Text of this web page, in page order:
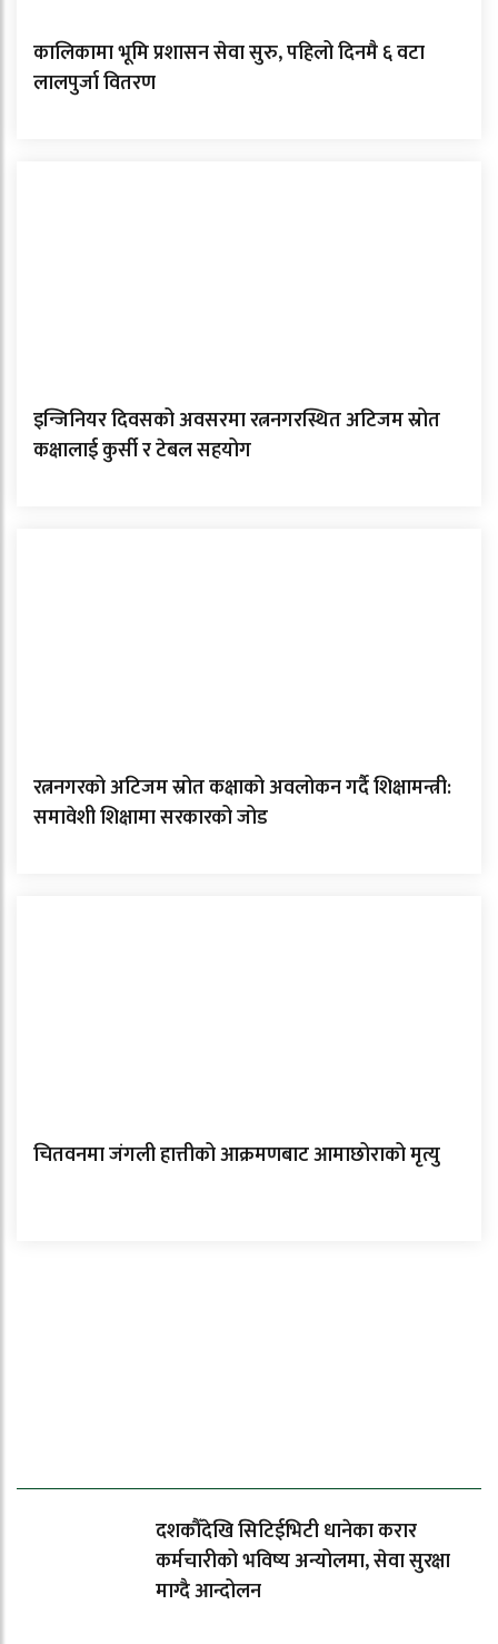
कालिकामा भूमि प्रशासन सेवा सुरु, पहिलो दिनमै ६ वटा
लालपुर्जा वितरण
इन्जिनियर दिवसको अवसरमा रत्ननगरस्थित अटिजम स्रोत
कक्षालाई कुर्सी र टेबल सहयोग
रत्ननगरको अटिजम स्रोत कक्षाको अवलोकन गर्दै शिक्षामन्त्री:
समावेशी शिक्षामा सरकारको जोड
चितवनमा जंगली हात्तीको आक्रमणबाट आमाछोराको मृत्यु
दशकौँदेखि सिटिईभिटी धानेका करार
कर्मचारीको भविष्य अन्योलमा, सेवा सुरक्षा
माग्दै आन्दोलन